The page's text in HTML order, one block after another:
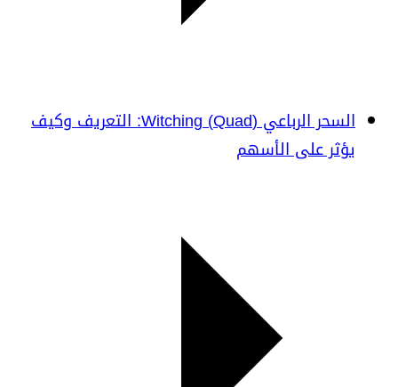
السحر الرباعي (Quad) Witching: التعريف وكيف
يؤثر على الأسهم